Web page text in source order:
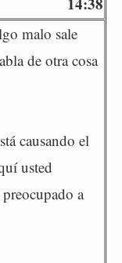
malo sale
de otra cosa
causando el
usted
a